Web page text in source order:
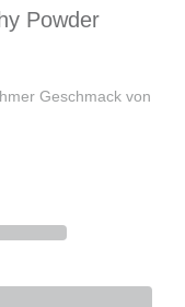
Powder
Geschmack von